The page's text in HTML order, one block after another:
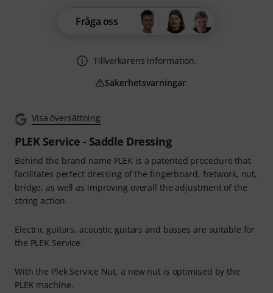
Visa översättning
PLEK Service - Saddle Dressing
Behind the brand name PLEK is a patented procedure that
facilitates perfect dressing of the fingerboard, fretwork, nut,
bridge, as well as improving overall the adjustment of the
string action.
Electric guitars, acoustic guitars and basses are suitable for
the PLEK Service.
With the Plek Service Nut, a new nut is optimised by the
PLEK machine.
Fråga oss
Tillverkarens information.
Säkerhetsvarningar